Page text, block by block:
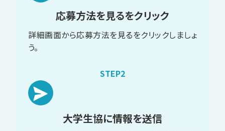
応募方法を見るをクリック
詳細画面から応募方法を見るをクリックしましょ
う。
STEP2
大学生協に情報を送信